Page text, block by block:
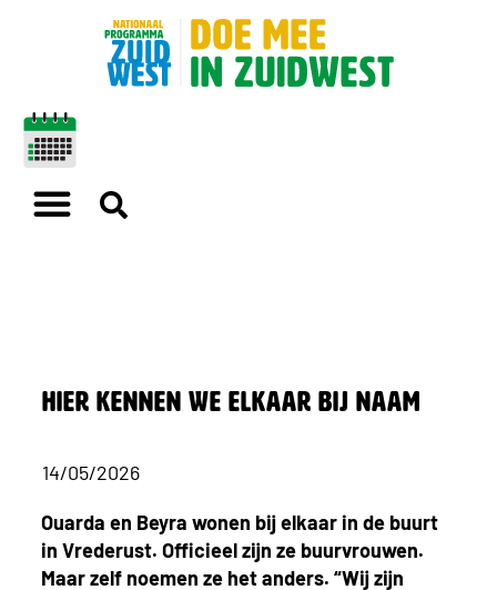
Hier kennen we elkaar bij naam
14/05/2026
Ouarda en Beyra wonen bij elkaar in de buurt
in Vrederust. Officieel zijn ze buurvrouwen.
Maar zelf noemen ze het anders. “Wij zijn